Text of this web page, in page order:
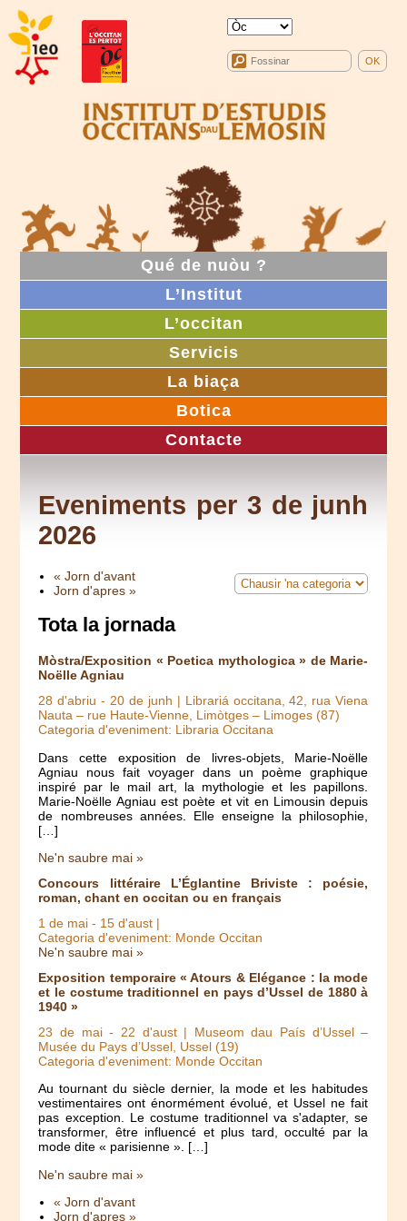
Qué de nuòu ?
L’Institut
L’occitan
Servicis
La biaça
Botica
Contacte
Eveniments per 3 de junh
2026
« Jorn d'avant
Jorn d'apres »
Tota la jornada
Mòstra/Exposition « Poetica mythologica » de Marie-
Noëlle Agniau
28 d'abriu -20 de junh | Librariá occitana, 42, rua Viena
Nauta – rue Haute-Vienne, Limòtges – Limoges (87)
Categoria d'eveniment: Libraria Occitana
Dans cette exposition de livres-objets, Marie-Noëlle
Agniau nous fait voyager dans un poème graphique
inspiré par le mail art, la mythologie et les papillons.
Marie-Noëlle Agniau est poète et vit en Limousin depuis
de nombreuses années. Elle enseigne la philosophie,
[…]
Ne'n saubre mai »
Concours littéraire L’Églantine Briviste : poésie,
roman, chant en occitan ou en français
1 de mai - 15 d'aust |
Categoria d'eveniment: Monde Occitan
Ne'n saubre mai »
Exposition temporaire « Atours & Elégance : la mode
et le costume traditionnel en pays d’Ussel de 1880 à
1940 »
23 de mai- 22 d'aust| Museom dau País d’Ussel –
Musée du Pays d’Ussel, Ussel (19)
Categoria d'eveniment: Monde Occitan
Au tournant du siècle dernier, la mode et les habitudes
vestimentaires ont énormément évolué, et Ussel ne fait
pas exception. Le costume traditionnel va s'adapter, se
transformer, être influencé et plus tard, occulté par la
mode dite « parisienne ». […]
Ne'n saubre mai »
« Jorn d'avant
Jorn d'apres »